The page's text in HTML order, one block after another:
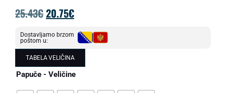
25.43€20.75€
Dostavljamo brzom
poštom u:
TABELA VELIČINA
Papuče - Veličine